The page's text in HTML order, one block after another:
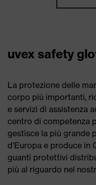
uvex safety
La protezione delle
corpo più importanti,
e servizi di assistenza
centro di competenza
gestisce la più grande
d'Europa e produce in
guanti protettivi
più al riguardo nel